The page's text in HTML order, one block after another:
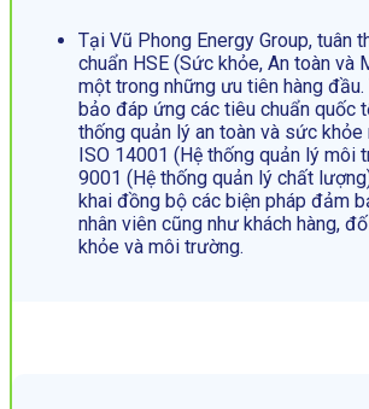
Tại Vũ Phong Energy Group, tuân
chuẩn HSE (Sức khỏe, An toàn và
một trong những ưu tiên hàng
bảo đáp ứng các tiêu chuẩn quốc
thống quản lý an toàn và sức khỏe
ISO 14001 (Hệ thống quản lý môi
9001 (Hệ thống quản lý chất
khai đồng bộ các biện pháp đảm
nhân viên cũng như khách hàng,
khỏe và môi trường.